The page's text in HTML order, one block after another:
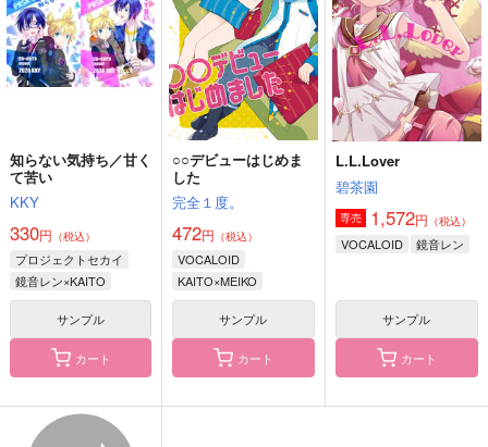
550円（税込）
水心子正秀
サンプル
770円（税込）
レノックス×フィガロ
サンプル
作品詳細
1,257円（税込）
サンプル
作品詳細
ILLUSTRATIONBOO
K#02
知らない気持ち／甘く
て苦い
KKY
330円 （税込）
プロジェクトセカイ
鏡音レン×KAITO
サンプル
カート
○○デビューはじめま
した
完全１度。
472円 （税込）
VOCALOID
KAITO×MEIKO
サンプル
カート
L.L.Lover
碧茶園
専売 1,572円 （税込）
VOCALOID 鏡音レン
サンプル
カート